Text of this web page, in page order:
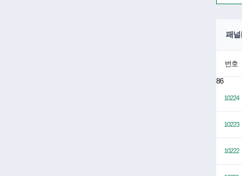
패널
번호
86
10224
10223
10222